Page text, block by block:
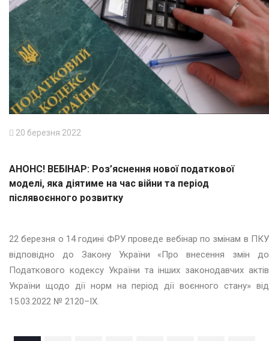
20 березня 2022
АНОНС! ВЕБІНАР: Роз’яснення нової податкової
моделі, яка діятиме на час війни та період
післявоєнного розвитку
22 березня о 14 годині ФРУ проведе вебінар по змінам в ПКУ
відповідно до Закону України «Про внесення змін до
Податкового кодексу України та інших законодавчих актів
України щодо дії норм на період дії воєнного стану» від
15.03.2022 № 2120–IX.